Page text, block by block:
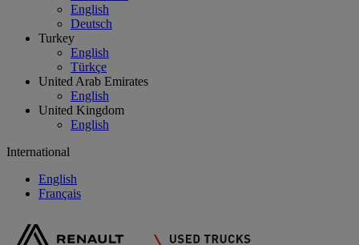
English
Deutsch
Turkey
English
Türkçe
United Arab Emirates
English
United Kingdom
English
International
English
Français